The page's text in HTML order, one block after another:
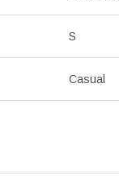
S
Casual